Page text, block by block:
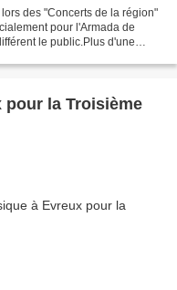
des "Concerts de la région"
pour l'Armada de
le public.Plus d'une
pour la Troisième